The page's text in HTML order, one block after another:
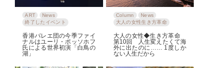
ART
News
終了したイベント
香港バレエ団の今季ファイ
ナルはユーリ・ポッソホフ
氏による世界初演「白鳥の
湖」
Column
News
大人の女性生き方革命
大人の女性◆生き方革命
第10回 人生変えたくて海
外に出たのに…… 1度しか
ない人生だから